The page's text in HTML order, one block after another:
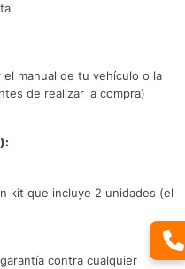
manual de tu vehículo o la
de realizar la compra)
kit que incluye 2 unidades (el
contra cualquier